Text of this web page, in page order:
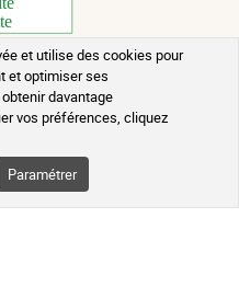
et utilise des cookies pour
et optimiser ses
davantage
vos préférences, cliquez
Paramétrer
Copyright 2026 - Tous droits réservés
Conseils santé au naturel